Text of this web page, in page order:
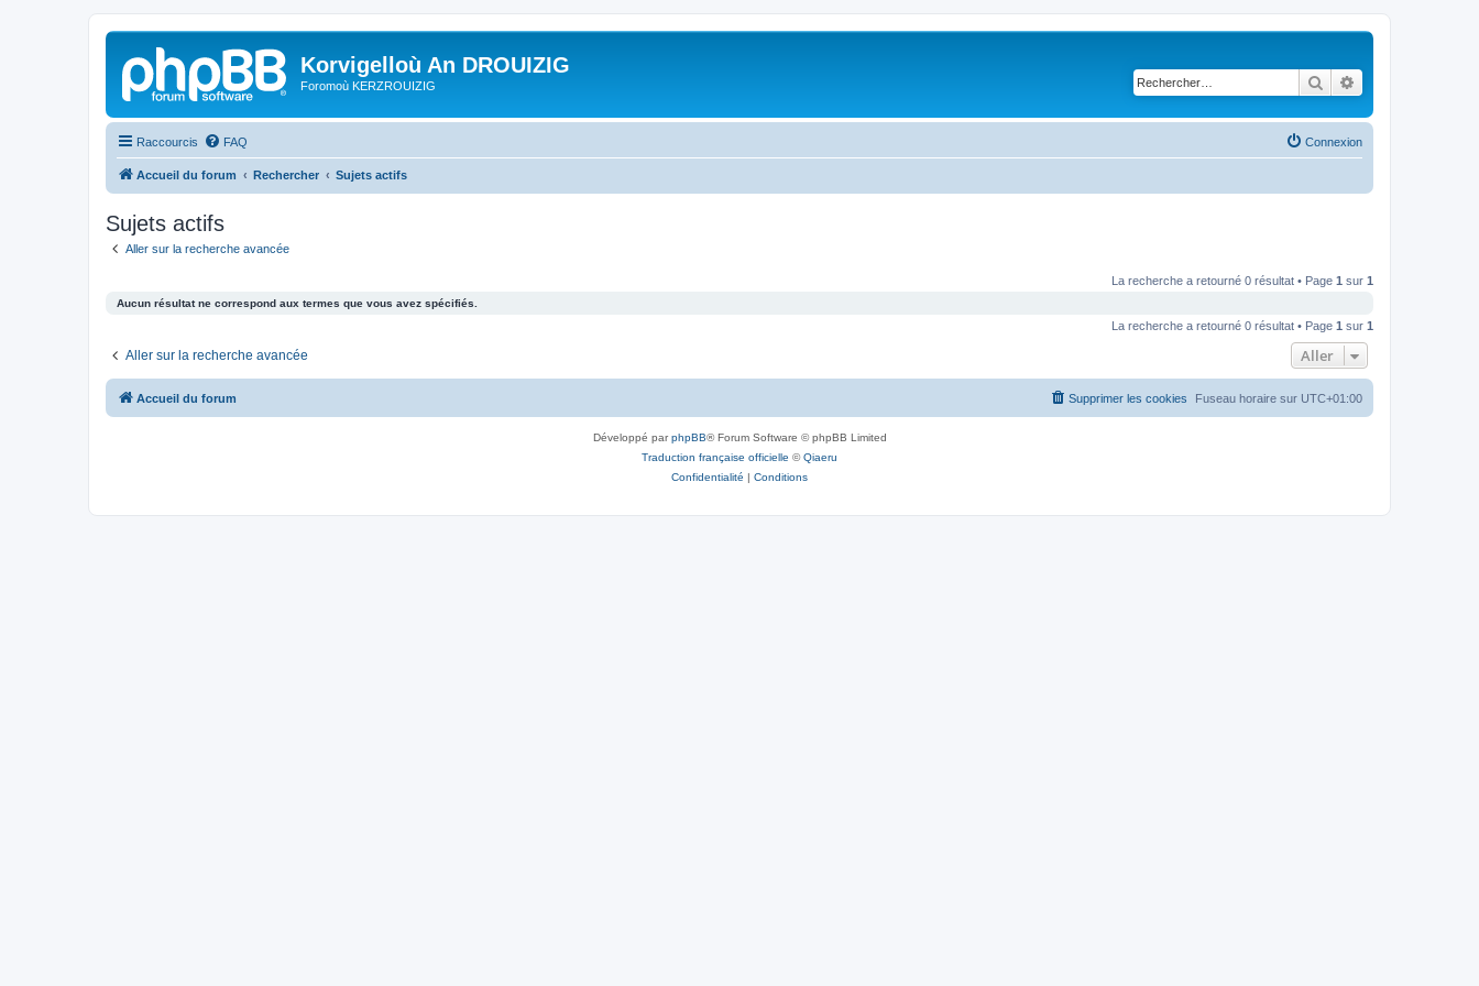
Korvigelloù An DROUIZIG
Foromoù KERZROUIZIG Rechercher
Raccourcis FAQ Connexion
Accueil du forum Rechercher Sujets actifs
Sujets actifs
Aller sur la recherche avancée
La recherche a retourné 0 résultat • Page 1 sur 1
Aucun résultat ne correspond aux termes que vous avez spécifiés.
La recherche a retourné 0 résultat • Page 1 sur 1
Aller sur la recherche avancée Aller
Accueil du forum Fuseau horaire sur UTC+01:00
Supprimer les cookies
Développé parphpBB® Forum Software © phpBB Limited
Traduction française officielle ©Qiaeru
Confidentialité | Conditions